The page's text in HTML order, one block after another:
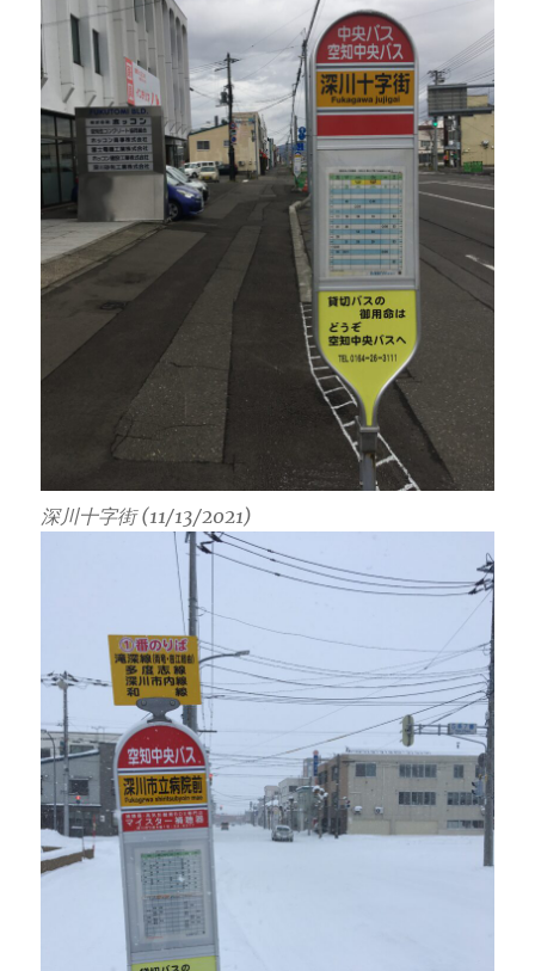
深川十字街 (11/13/2021)